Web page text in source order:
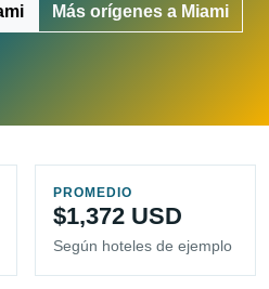
Más orígenes a Miami
PROMEDIO
$1,372 USD
Según hoteles de ejemplo